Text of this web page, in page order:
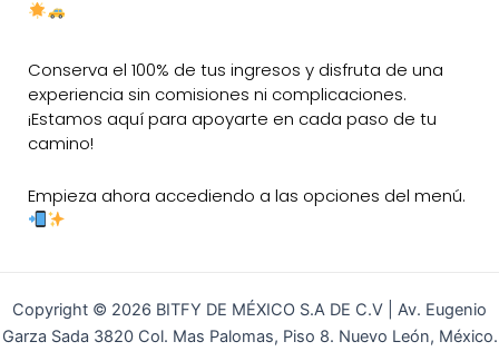
Conserva el 100% de tus ingresos y disfruta de una
experiencia sin comisiones ni complicaciones.
¡Estamos aquí para apoyarte en cada paso de tu
camino!
Empieza ahora accediendo a las opciones del menú.
Copyright © 2026 BITFY DE MÉXICO S.A DE C.V | Av. Eugenio
Garza Sada 3820 Col. Mas Palomas, Piso 8. Nuevo León, México.